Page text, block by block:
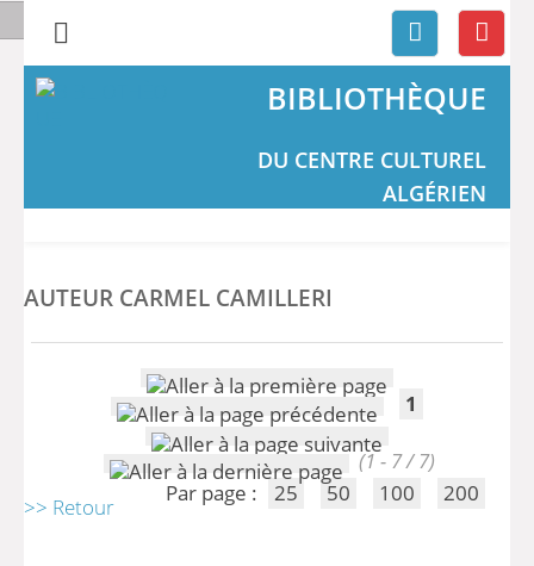
BIBLIOTHÈQUE
DU CENTRE CULTUREL
ALGÉRIEN
AUTEUR CARMEL CAMILLERI
1
(1 - 7 / 7)
Par page :
25 50 100 200
>> Retour